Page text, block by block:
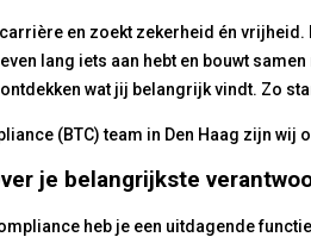
en zoekt zekerheid én
lang iets aan hebt en bouwt
wat jij belangrijk vindt. Zo
(BTC) team in Den Haag zijn
je belangrijkste
heb je een uitdagende